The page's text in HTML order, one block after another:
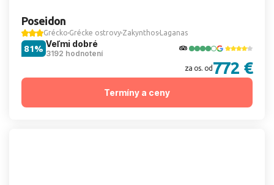
Poseidon
Grécko Grécke ostrovy Zakynthos Laganas
Veľmi dobré
3192 hodnotení
81%
za os. od 772 €
Termíny a ceny